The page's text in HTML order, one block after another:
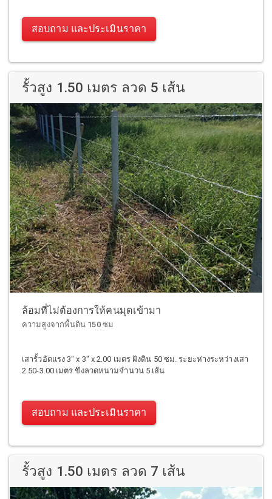
สอบถาม และประเมินราคา
รั้วสูง 1.50 เมตร ลวด 5 เส้น
ล้อมที่ไม่ต้องการให้คนมุดเข้ามา
ความสูงจากพื้นดิน 150 ซม
เสารั้วอัดแรง 3" x 3" x 2.00 เมตร ฝังดิน 50 ซม. ระยะห่างระหว่างเสา
2.50-3.00 เมตร ขึงลวดหนามจำนวน 5 เส้น
สอบถาม และประเมินราคา
รั้วสูง 1.50 เมตร ลวด 7 เส้น